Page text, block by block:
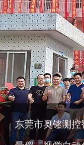
东莞市奥铭测